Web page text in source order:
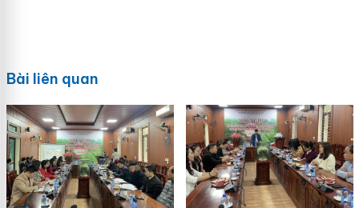
Bài liên quan